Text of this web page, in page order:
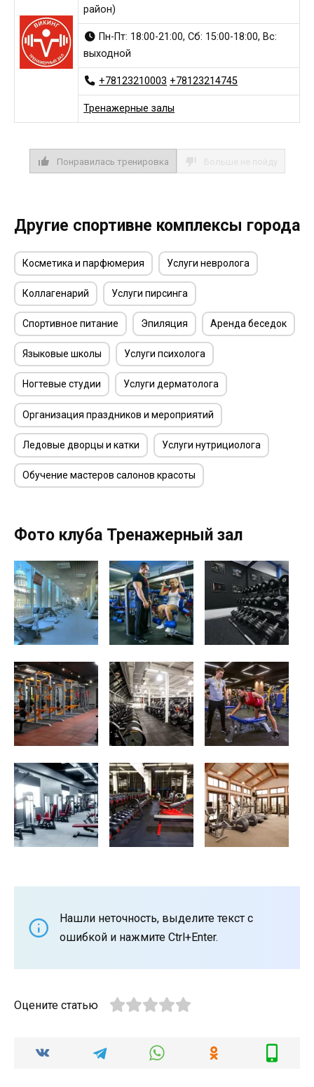
район)
Пн-Пт: 18:00-21:00, Сб: 15:00-18:00, Вс:
выходной
+78123210003 +78123214745
Тренажерные залы
Понравилась тренировка
Другие спортивне комплексы города
Косметика и парфюмерия Услуги невролога
Коллагенарий Услуги пирсинга
Спортивное питание Эпиляция Аренда беседок
Языковые школы Услуги психолога
Ногтевые студии Услуги дерматолога
Организация праздников и мероприятий
Ледовые дворцы и катки Услуги нутрициолога
Обучение мастеров салонов красоты
Фото клуба Тренажерный зал
Нашли неточность, выделите текст с
ошибкой и нажмите Ctrl+Enter.
Оцените статью